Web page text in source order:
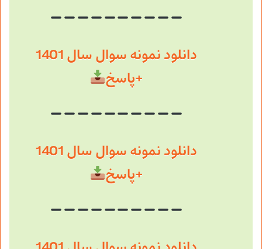
دانلود نمونه سوال سال 1401
+پاسخ
دانلود نمونه سوال سال 1401
+پاسخ